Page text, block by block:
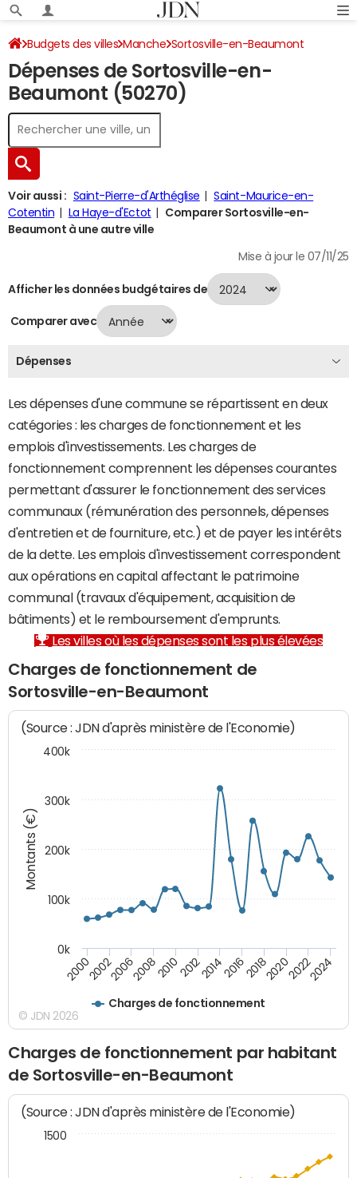
Budgets des villes Manche Sortosville-en-Beaumont
Dépenses 2024
Dépenses de Sortosville-en-
Beaumont (50270)
Voir aussi : Saint-Pierre-d'Arthéglise
Saint-Maurice-en-
Cotentin
La Haye-d'Ectot
Comparer Sortosville-en-
Beaumont à une autre ville
Mise à jour le 07/11/25
Afficher les données budgétaires de
Comparer avec
Dépenses
Les dépenses d'une commune se répartissent en deux
catégories : les charges de fonctionnement et les
emplois d'investissements. Les charges de
fonctionnement comprennent les dépenses courantes
permettant d'assurer le fonctionnement des services
communaux (rémunération des personnels, dépenses
d'entretien et de fourniture, etc.) et de payer les intérêts
de la dette. Les emplois d'investissement correspondent
aux opérations en capital affectant le patrimoine
communal (travaux d'équipement, acquisition de
bâtiments) et le remboursement d'emprunts.
Les villes où les dépenses sont les plus élevées
Charges de fonctionnement de
Sortosville-en-Beaumont
Montants (€)
(Source : JDN d'après ministère de l'Economie)
Charges de fonctionnement
200020022006200820102012201420162018202020222024
0k
100k
200k
300k
400k
© JDN 2026
Charges de fonctionnement par habitant
de Sortosville-en-Beaumont
(Source : JDN d'après ministère de l'Economie)
1500